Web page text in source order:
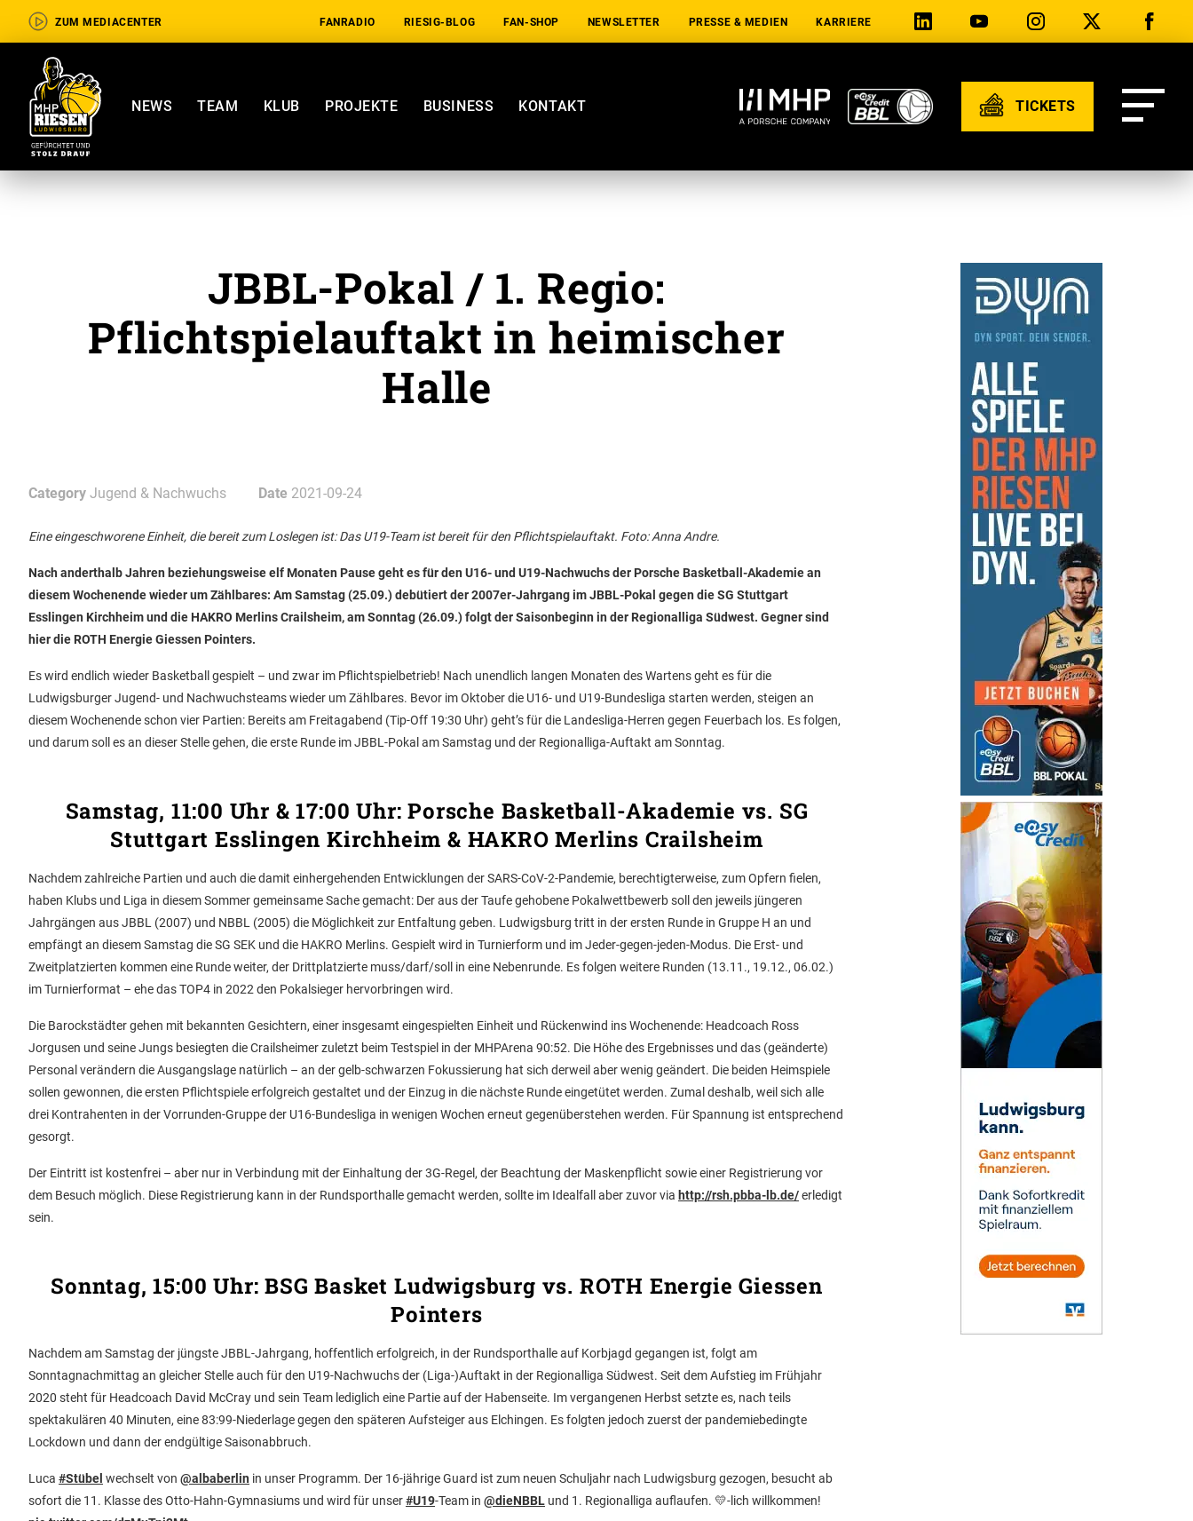
ZUM MEDIACENTER FANRADIO RIESIG-BLOG FAN-SHOP NEWSLETTER PRESSE & MEDIEN KARRIERE
NEWS TEAM KLUB PROJEKTE BUSINESS KONTAKT TICKETS
JBBL-Pokal / 1. Regio:
Pflichtspielauftakt in heimischer
Halle
Category Jugend & Nachwuchs Date 2021-09-24
Eine eingeschworene Einheit, die bereit zum Loslegen ist: Das U19-Team ist bereit für den Pflichtspielauftakt. Foto: Anna Andre.
Nach anderthalb Jahren beziehungsweise elf Monaten Pause geht es für den U16- und U19-Nachwuchs der Porsche Basketball-Akademie an
diesem Wochenende wieder um Zählbares: Am Samstag (25.09.) debütiert der 2007er-Jahrgang im JBBL-Pokal gegen die SG Stuttgart
Esslingen Kirchheim und die HAKRO Merlins Crailsheim, am Sonntag (26.09.) folgt der Saisonbeginn in der Regionalliga Südwest. Gegner sind
hier die ROTH Energie Giessen Pointers.
Es wird endlich wieder Basketball gespielt – und zwar im Pflichtspielbetrieb! Nach unendlich langen Monaten des Wartens geht es für die
Ludwigsburger Jugend- und Nachwuchsteams wieder um Zählbares. Bevor im Oktober die U16- und U19-Bundesliga starten werden, steigen an
diesem Wochenende schon vier Partien: Bereits am Freitagabend (Tip-Off 19:30 Uhr) geht’s für die Landesliga-Herren gegen Feuerbach los. Es folgen,
und darum soll es an dieser Stelle gehen, die erste Runde im JBBL-Pokal am Samstag und der Regionalliga-Auftakt am Sonntag.
Samstag, 11:00 Uhr & 17:00 Uhr: Porsche Basketball-Akademie vs. SG
Stuttgart Esslingen Kirchheim & HAKRO Merlins Crailsheim
Nachdem zahlreiche Partien und auch die damit einhergehenden Entwicklungen der SARS-CoV-2-Pandemie, berechtigterweise, zum Opfern fielen,
haben Klubs und Liga in diesem Sommer gemeinsame Sache gemacht: Der aus der Taufe gehobene Pokalwettbewerb soll den jeweils jüngeren
Jahrgängen aus JBBL (2007) und NBBL (2005) die Möglichkeit zur Entfaltung geben. Ludwigsburg tritt in der ersten Runde in Gruppe H an und
empfängt an diesem Samstag die SG SEK und die HAKRO Merlins. Gespielt wird in Turnierform und im Jeder-gegen-jeden-Modus. Die Erst- und
Zweitplatzierten kommen eine Runde weiter, der Drittplatzierte muss/darf/soll in eine Nebenrunde. Es folgen weitere Runden (13.11., 19.12., 06.02.)
im Turnierformat – ehe das TOP4 in 2022 den Pokalsieger hervorbringen wird.
Die Barockstädter gehen mit bekannten Gesichtern, einer insgesamt eingespielten Einheit und Rückenwind ins Wochenende: Headcoach Ross
Jorgusen und seine Jungs besiegten die Crailsheimer zuletzt beim Testspiel in der MHPArena 90:52. Die Höhe des Ergebnisses und das (geänderte)
Personal verändern die Ausgangslage natürlich – an der gelb-schwarzen Fokussierung hat sich derweil aber wenig geändert. Die beiden Heimspiele
sollen gewonnen, die ersten Pflichtspiele erfolgreich gestaltet und der Einzug in die nächste Runde eingetütet werden. Zumal deshalb, weil sich alle
drei Kontrahenten in der Vorrunden-Gruppe der U16-Bundesliga in wenigen Wochen erneut gegenüberstehen werden. Für Spannung ist entsprechend
gesorgt.
Der Eintritt ist kostenfrei – aber nur in Verbindung mit der Einhaltung der 3G-Regel, der Beachtung der Maskenpflicht sowie einer Registrierung vor
dem Besuch möglich. Diese Registrierung kann in der Rundsporthalle gemacht werden, sollte im Idealfall aber zuvor via http://rsh.pbba-lb.de/erledigt
sein.
Sonntag, 15:00 Uhr: BSG Basket Ludwigsburg vs. ROTH Energie Giessen
Pointers
Nachdem am Samstag der jüngste JBBL-Jahrgang, hoffentlich erfolgreich, in der Rundsporthalle auf Korbjagd gegangen ist, folgt am
Sonntagnachmittag an gleicher Stelle auch für den U19-Nachwuchs der (Liga-)Auftakt in der Regionalliga Südwest. Seit dem Aufstieg im Frühjahr
2020 steht für Headcoach David McCray und sein Team lediglich eine Partie auf der Habenseite. Im vergangenen Herbst setzte es, nach teils
spektakulären 40 Minuten, eine 83:99-Niederlage gegen den späteren Aufsteiger aus Elchingen. Es folgten jedoch zuerst der pandemiebedingte
Lockdown und dann der endgültige Saisonabbruch.
Luca #Stübel wechselt von @albaberlin in unser Programm. Der 16-jährige Guard ist zum neuen Schuljahr nach Ludwigsburg gezogen, besucht ab
sofort die 11. Klasse des Otto-Hahn-Gymnasiums und wird für unser#U19-Team in @dieNBBL und 1. Regionalliga auflaufen. 💛-lich willkommen!